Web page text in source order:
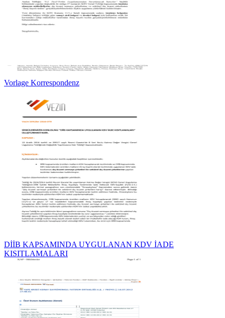
Vorlage Korrespondenz
DİİB KAPSAMINDA UYGULANAN KDV İADE
KISITLAMALARI